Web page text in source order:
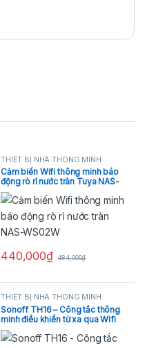
THIẾT BỊ NHÀ THÔNG MINH
Cảm biến Wifi thông minh báo
động rò rỉ nước tràn Tuya NAS-
WS02W
440,000₫ 484,000₫
THIẾT BỊ NHÀ THÔNG MINH
Sonoff TH16 – Công tắc thông
minh điều khiển từ xa qua Wifi
tích hợp cảm biến nhiệt độ, độ
ẩm